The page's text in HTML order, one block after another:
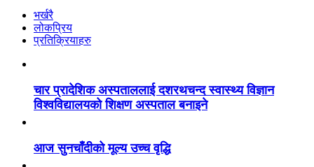
भर्खरै
लोकप्रिय
प्रतिक्रियाहरु
चार प्रादेशिक अस्पताललाई दशरथचन्द स्वास्थ्य विज्ञान
विश्वविद्यालयको शिक्षण अस्पताल बनाइने
आज सुनचाँदीको मूल्य उच्च वृद्धि